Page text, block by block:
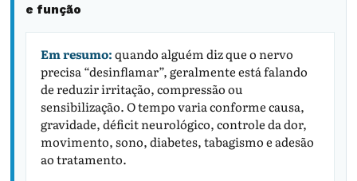
e função
Em resumo:quando alguém diz que o nervo
precisa “desinflamar”, geralmente está falando
de reduzir irritação, compressão ou
sensibilização. O tempo varia conforme causa,
gravidade, déficit neurológico, controle da dor,
movimento, sono, diabetes, tabagismo e adesão
ao tratamento.